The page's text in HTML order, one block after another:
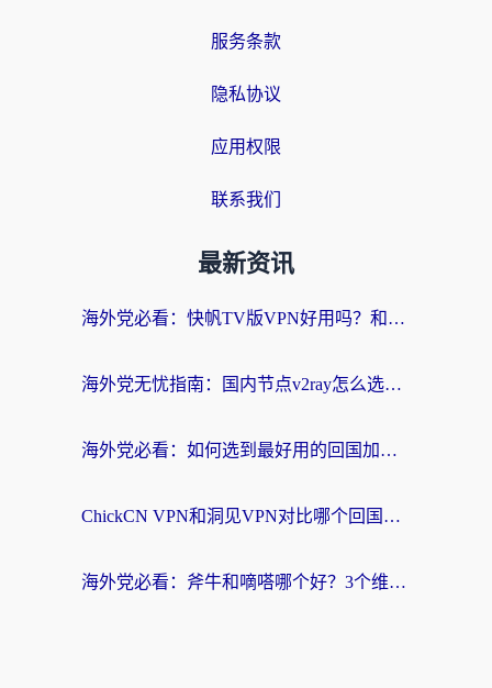
服务条款
隐私协议
应用权限
联系我们
最新资讯
海外党必看：快帆TV版VPN好用吗？和快游VPN对比哪个回国效果更好？附实用避坑指南
海外党无忧指南：国内节点v2ray怎么选？一键回国VPN+多场景实测帮你避坑
海外党必看：如何选到最好用的回国加速器？从节点到售后的全维度指南
ChickCN VPN和洞见VPN对比哪个回国效果更好？海外党亲测3款加速器+避坑指南
海外党必看：斧牛和嘀嗒哪个好？3个维度教你选对回国加速器